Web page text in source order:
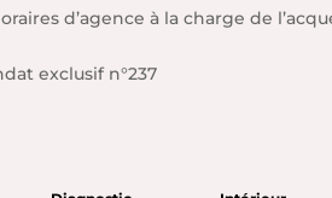
d’agence à la charge de
exclusif n°237